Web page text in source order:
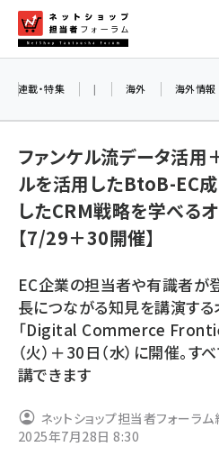
ン
ネットショッ
amazon (2259)
yahoo (1908)
ecbeing (1211)
アスクル (1122)
base (1084)
revico (745)
連載・特集 | 海外 海外情報
ファンケル流データ活用
ルを活用したBtoB-EC成
したCRM戦略を学べるオ
【7/29＋30開催】
EC企業の担当者や有識者が
長につながる知見を講演する
「Digital Commerce
（火）＋30日（水）に開催。す
講できます
ネットショップ担当者フォーラ
2025年7月28日 8:30